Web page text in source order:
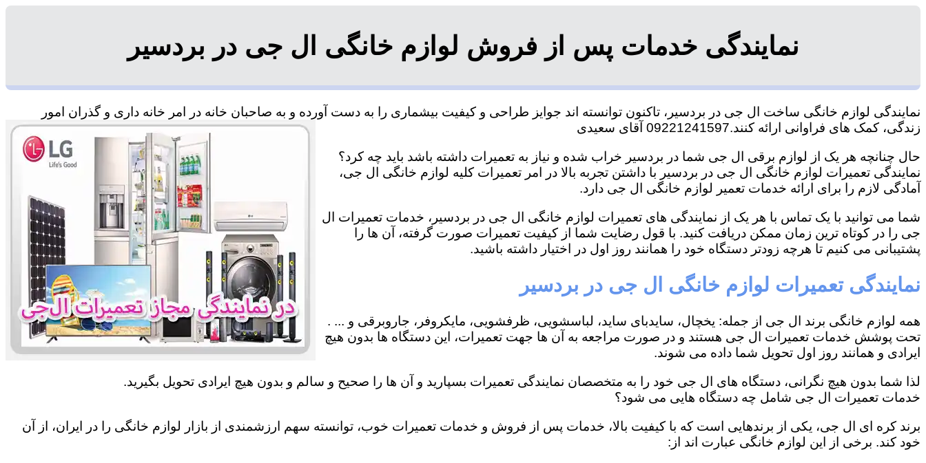
نمایندگی خدمات پس از فروش لوازم خانگی ال جی در بردسیر
نمایندگی لوازم خانگی ساخت ال جی در بردسیر، تاکنون توانسته اند جوایز طراحی و کیفیت بیشماری را به دست آورده و به صاحبان خانه در امر خانه داری و گذران امور
زندگی، کمک های فراوانی ارائه کنند.09221241597 آقای سعیدی
حال چنانچه هر یک از لوازم برقی ال جی شما در بردسیر خراب شده و نیاز به تعمیرات داشته باشد باید چه کرد؟
نمایندگی تعمیرات لوازم خانگی ال جی در بردسیر با داشتن تجربه بالا در امر تعمیرات کلیه لوازم خانگی ال جی،
آمادگی لازم را برای ارائه خدمات تعمیر لوازم خانگی ال جی دارد.
شما می توانید با یک تماس با هر یک از نمایندگی های تعمیرات لوازم خانگی ال جی در بردسیر، خدمات تعمیرات ال
جی را در کوتاه ترین زمان ممکن دریافت کنید. با قول رضایت شما از کیفیت تعمیرات صورت گرفته، آن ها را
پشتیبانی می کنیم تا هرچه زودتر دستگاه خود را همانند روز اول در اختیار داشته باشید.
نمایندگی تعمیرات لوازم خانگی ال جی در بردسیر
همه لوازم خانگی برند ال جی از جمله: یخچال، سایدبای ساید، لباسشویی، ظرفشویی، مایکروفر، جاروبرقی و ... .
تحت پوشش خدمات تعمیرات ال جی هستند و در صورت مراجعه به آن ها جهت تعمیرات، این دستگاه ها بدون هیچ
ایرادی و همانند روز اول تحویل شما داده می شوند.
لذا شما بدون هیچ نگرانی، دستگاه های ال جی خود را به متخصصان نمایندگی تعمیرات بسپارید و آن ها را صحیح و سالم و بدون هیچ ایرادی تحویل بگیرید.
خدمات تعمیرات ال جی شامل چه دستگاه هایی می شود؟
برند کره ای ال جی، یکی از برندهایی است که با کیفیت بالا، خدمات پس از فروش و خدمات تعمیرات خوب، توانسته سهم ارزشمندی از بازار لوازم خانگی را در ایران، از آن
خود کند. برخی از این لوازم خانگی عبارت اند از: